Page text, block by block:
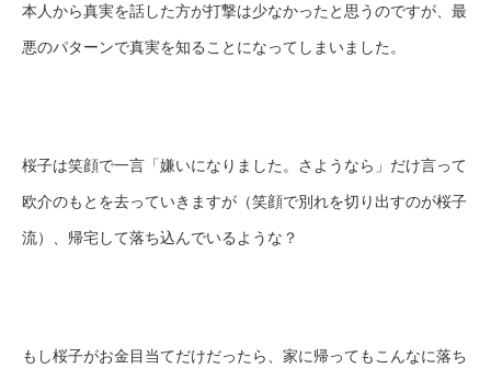
本人から真実を話した方が打撃は少なかったと思うのですが、最
悪のパターンで真実を知ることになってしまいました。
桜子は笑顔で一言「嫌いになりました。さようなら」だけ言って
欧介のもとを去っていきますが（笑顔で別れを切り出すのが桜子
流）、帰宅して落ち込んでいるような？
もし桜子がお金目当てだけだったら、家に帰ってもこんなに落ち